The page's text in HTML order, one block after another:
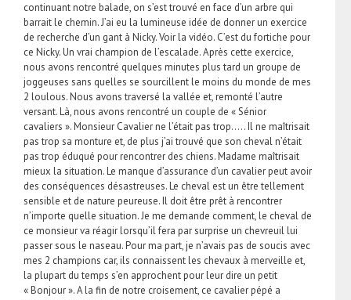
continuant notre balade, on s’est trouvé en face d’un arbre qui
barrait le chemin. J’ai eu la lumineuse idée de donner un exercice
de recherche d’un gant à Nicky. Voir la vidéo. C’est du fortiche pour
ce Nicky. Un vrai champion de l’escalade. Après cette exercice,
nous avons rencontré quelques minutes plus tard un groupe de
joggeuses sans quelles se sourcillent le moins du monde de mes
2 loulous. Nous avons traversé la vallée et, remonté l’autre
versant. Là, nous avons rencontré un couple de « Sénior
cavaliers ». Monsieur Cavalier ne l’était pas trop….. Il ne maîtrisait
pas trop sa monture et, de plus j’ai trouvé que son cheval n’était
pas trop éduqué pour rencontrer des chiens. Madame maîtrisait
mieux la situation. Le manque d’assurance d’un cavalier peut avoir
des conséquences désastreuses. Le cheval est un être tellement
sensible et de nature peureuse. Il doit être prêt à rencontrer
n’importe quelle situation. Je me demande comment, le cheval de
ce monsieur va réagir lorsqu’il fera par surprise un chevreuil lui
passer sous le naseau. Pour ma part, je n’avais pas de soucis avec
mes 2 champions car, ils connaissent les chevaux à merveille et,
la plupart du temps s’en approchent pour leur dire un petit
« Bonjour ». A la fin de notre croisement, ce cavalier pépé a